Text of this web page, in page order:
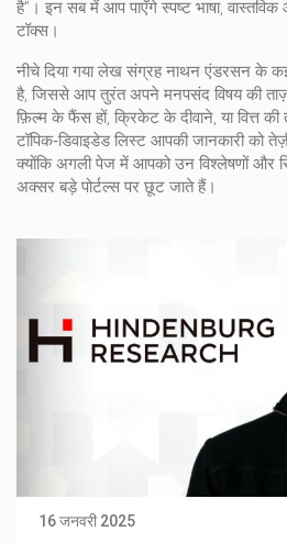
है”। इन सब में आप पाएँगे स्पष्ट भाषा,
टॉक्स।
नीचे दिया गया लेख संग्रह नाथन एंडरसन के
है, जिससे आप तुरंत अपने मनपसंद विषय की
फ़िल्म के फैंस हों, क्रिकेट के दीवाने, या वित्त
टॉपिक‑डिवाइडेड लिस्ट आपकी जानकारी को
क्योंकि अगली पेज में आपको उन विश्लेषणों और
अक्सर बड़े पोर्टल्स पर छूट जाते हैं।
16 जनवरी 2025